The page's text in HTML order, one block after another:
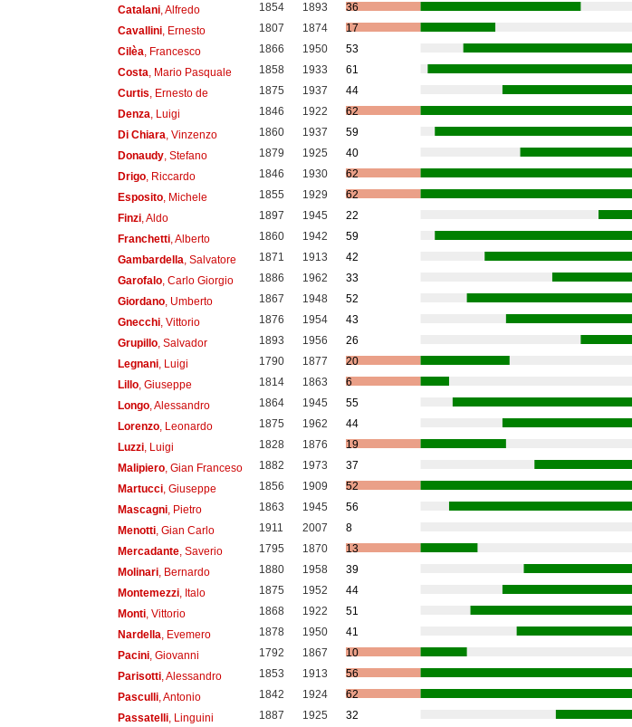
Catalani, Alfredo 1854 1893
36
Cavallini, Ernesto 1807 1874
17
Cilèa , Francesco 1866 1950
53
Costa , Mario Pasquale 1858 1933
61
Curtis , Ernesto de 1875 1937
44
Denza , Luigi 1846 1922
62
Di Chiara , Vinzenzo 1860 1937
59
Donaudy, Stefano 1879 1925
40
Drigo, Riccardo 1846 1930
62
Esposito, Michele 1855 1929
62
Finzi, Aldo 1897 1945
22
Franchetti, Alberto 1860 1942
59
Gambardella , Salvatore 1871 1913
42
Garofalo, Carlo Giorgio 1886 1962
33
Giordano, Umberto 1867 1948
52
Gnecchi, Vittorio 1876 1954
43
Grupillo, Salvador 1893 1956
26
Legnani, Luigi 1790 1877
20
Lillo, Giuseppe 1814 1863
6
Longo, Alessandro 1864 1945
55
Lorenzo, Leonardo 1875 1962
44
Luzzi, Luigi 1828 1876
19
Malipiero, Gian Franceso 1882 1973
37
Martucci, Giuseppe 1856 1909
52
Mascagni, Pietro 1863 1945
56
Menotti, Gian Carlo 1911 2007
8
Mercadante, Saverio 1795 1870
13
Molinari, Bernardo 1880 1958
39
Montemezzi, Italo 1875 1952
44
Monti, Vittorio 1868 1922
51
Nardella , Evemero 1878 1950
41
Pacini, Giovanni 1792 1867
10
Parisotti, Alessandro 1853 1913
56
Pasculli, Antonio 1842 1924
62
Passatelli, Linguini 1887 1925
32